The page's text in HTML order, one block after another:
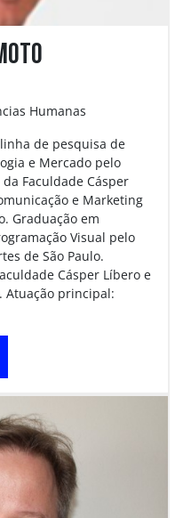
Humanas
de pesquisa de
e Mercado pelo
Faculdade Cásper
e Marketing
Graduação em
Visual pelo
de São Paulo.
Cásper Líbero e
Atuação principal: